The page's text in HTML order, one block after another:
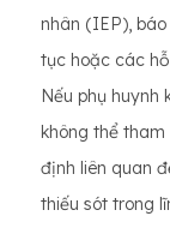
nhân (IEP),
tục hoặc các
Nếu phụ huynh
không thể
định liên quan
thiếu sót trong